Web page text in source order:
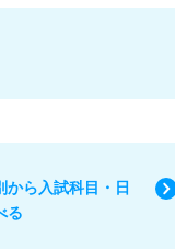
から入試科目・日
る